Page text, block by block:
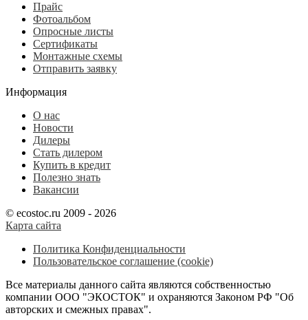
Прайс
Фотоальбом
Опросные листы
Сертификаты
Монтажные схемы
Отправить заявку
Информация
О нас
Новости
Дилеры
Стать дилером
Купить в кредит
Полезно знать
Вакансии
© ecostoc.ru 2009 - 2026
Карта сайта
Политика Конфиденциальности
Пользовательское соглашение (cookie)
Все материалы данного сайта являются собственностью
компании ООО "ЭКОСТОК" и охраняются Законом РФ "Об
авторских и смежных правах".